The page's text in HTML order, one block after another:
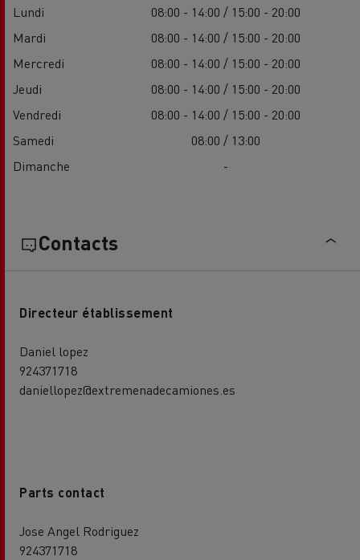
Lundi
08:00 - 14:00 / 15:00 - 20:00
Mardi
08:00 - 14:00 / 15:00 - 20:00
Mercredi
08:00 - 14:00 / 15:00 - 20:00
Jeudi
08:00 - 14:00 / 15:00 - 20:00
Vendredi
08:00 - 14:00 / 15:00 - 20:00
Samedi
08:00 / 13:00
Dimanche
-
Contacts
Directeur établissement
Daniel lopez
924371718
daniellopez@extremenadecamiones.es
Parts contact
Jose Angel Rodriguez
924371718